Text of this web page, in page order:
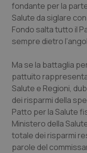
Provincia
Provincia
Puglia
Sardegna
Sicilia
Toscana
Infezioni &
Ipertensione &
Malattie rare
Malattia di
Neuroscienze
Obesità
fondante per la
Salute da siglare
Fondo salta tutto il
sempre dietro
Ma se la battaglia
pattuito
Salute e Regioni,
dei risparmi della
Patto per la Salute
Ministero della
totale dei risparmi
parole del